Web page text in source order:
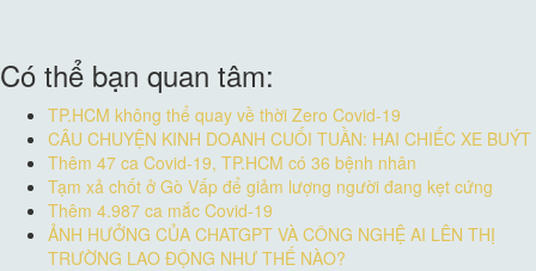
Có thể bạn quan tâm:
TP.HCM không thể quay về thời Zero Covid-19
CÂU CHUYỆN KINH DOANH CUỐI TUẦN: HAI CHIẾC XE BUÝT
Thêm 47 ca Covid-19, TP.HCM có 36 bệnh nhân
Tạm xả chốt ở Gò Vấp để giảm lượng người đang kẹt cứng
Thêm 4.987 ca mắc Covid-19
ẢNH HƯỞNG CỦA CHATGPT VÀ CÔNG NGHỆ AI LÊN THỊ
TRƯỜNG LAO ĐỘNG NHƯ THẾ NÀO?